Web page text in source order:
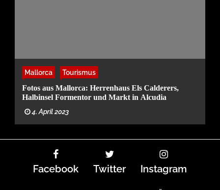
Mallorca
Tourismus
Fotos aus Mallorca: Herrenhaus Els Calderers,
Halbinsel Formentor und Markt in Alcudia
4. April 2023
Facebook Twitter Instagram